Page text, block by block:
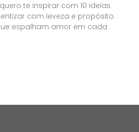
te inspirar com 10 ideias
com leveza e propósito.
espalham amor em cada